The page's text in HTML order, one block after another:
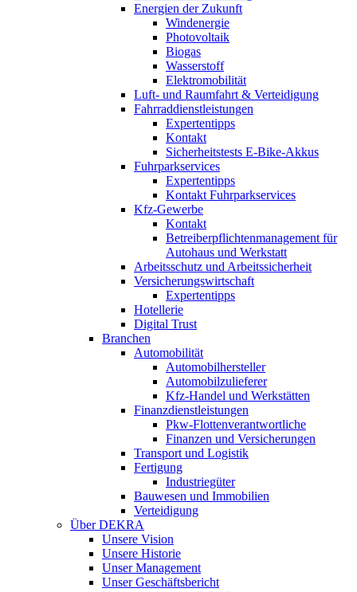
Energien der Zukunft
Windenergie
Photovoltaik
Biogas
Wasserstoff
Elektromobilität
Luft- und Raumfahrt & Verteidigung
Fahrraddienstleistungen
Expertentipps
Kontakt
Sicherheitstests E-Bike-Akkus
Fuhrparkservices
Expertentipps
Kontakt Fuhrparkservices
Kfz-Gewerbe
Kontakt
Betreiberpflichtenmanagement für
Autohaus und Werkstatt
Arbeitsschutz und Arbeitssicherheit
Versicherungswirtschaft
Expertentipps
Hotellerie
Digital Trust
Branchen
Automobilität
Automobilhersteller
Automobilzulieferer
Kfz-Handel und Werkstätten
Finanzdienstleistungen
Pkw‑Flottenverantwortliche
Finanzen und Versicherungen
Transport und Logistik
Fertigung
Industriegüter
Bauwesen und Immobilien
Verteidigung
Über DEKRA
Unsere Vision
Unsere Historie
Unser Management
Unser Geschäftsbericht